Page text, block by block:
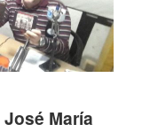
José María